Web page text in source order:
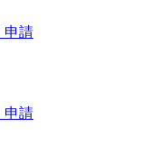
申請
申請